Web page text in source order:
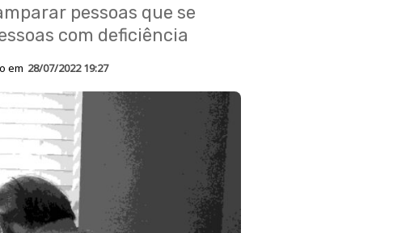
pessoas que se
com deficiência
em 28/07/2022 19:27